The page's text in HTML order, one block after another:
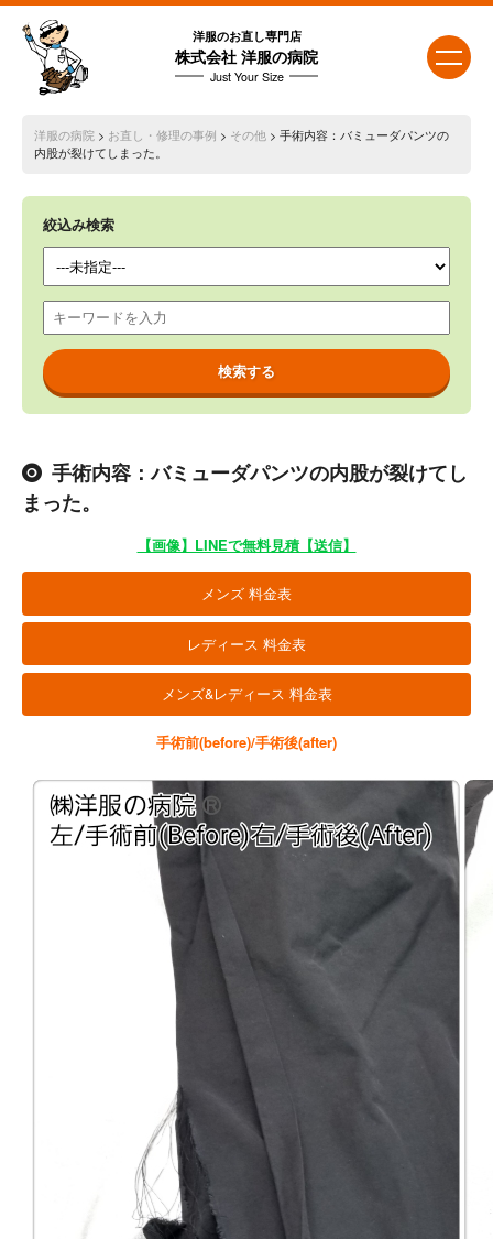
洋服のお直し専門店
株式会社 洋服の病院
Just Your Size
洋服の病院 > お直し・修理の事例 > その他> 手術内容：バミューダパンツの
内股が裂けてしまった。
絞込み検索
手術内容：バミューダパンツの内股が裂けてし
まった。
【画像】LINEで無料見積【送信】
メンズ 料金表
レディース 料金表
メンズ&レディース 料金表
手術前(before)/手術後(after)